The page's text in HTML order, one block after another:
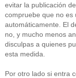
evitar la publicación
compruebe que no es
automáticamente. El
no, y mucho menos
disculpas a quienes
esta medida.
Por otro lado si entra